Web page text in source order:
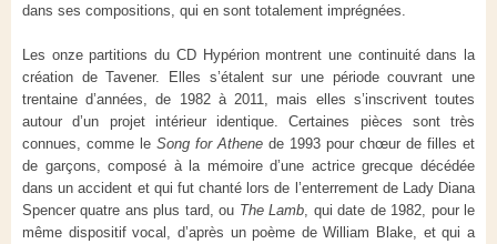
dans ses compositions, qui en sont totalement imprégnées.
Les onze partitions du CD Hypérion montrent une continuité dans la
création de Tavener. Elles s’étalent sur une période couvrant une
trentaine d’années, de 1982 à 2011, mais elles s’inscrivent toutes
autour d’un projet intérieur identique. Certaines pièces sont très
connues, comme le Song for Athene de 1993 pour chœur de filles et
de garçons, composé à la mémoire d’une actrice grecque décédée
dans un accident et qui fut chanté lors de l’enterrement de Lady Diana
Spencer quatre ans plus tard, ou The Lamb , qui date de 1982, pour le
même dispositif vocal, d’après un poème de William Blake, et qui a